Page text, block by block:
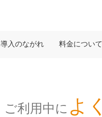
導入のながれ 料金について
ご利用中に よ